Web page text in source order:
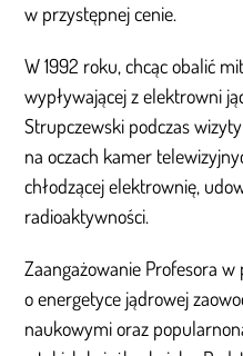
w przystępnej cenie.
W 1992 roku, chcąc obalić
wypływającej z elektrowni
Strupczewski podczas
na oczach kamer
chłodzącej elektrownię,
radioaktywności.
Zaangażowanie Profesora
o energetyce jądrowej
naukowymi oraz